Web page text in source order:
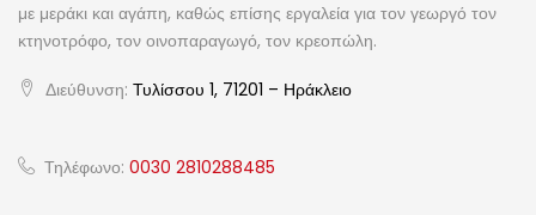
με μεράκι και αγάπη, καθώς επίσης εργαλεία για τον γεωργό τον
κτηνοτρόφο, τον οινοπαραγωγό, τον κρεοπώλη.
Διεύθυνση: Τυλίσσου 1, 71201 – Ηράκλειο
Τηλέφωνο: 0030 2810288485